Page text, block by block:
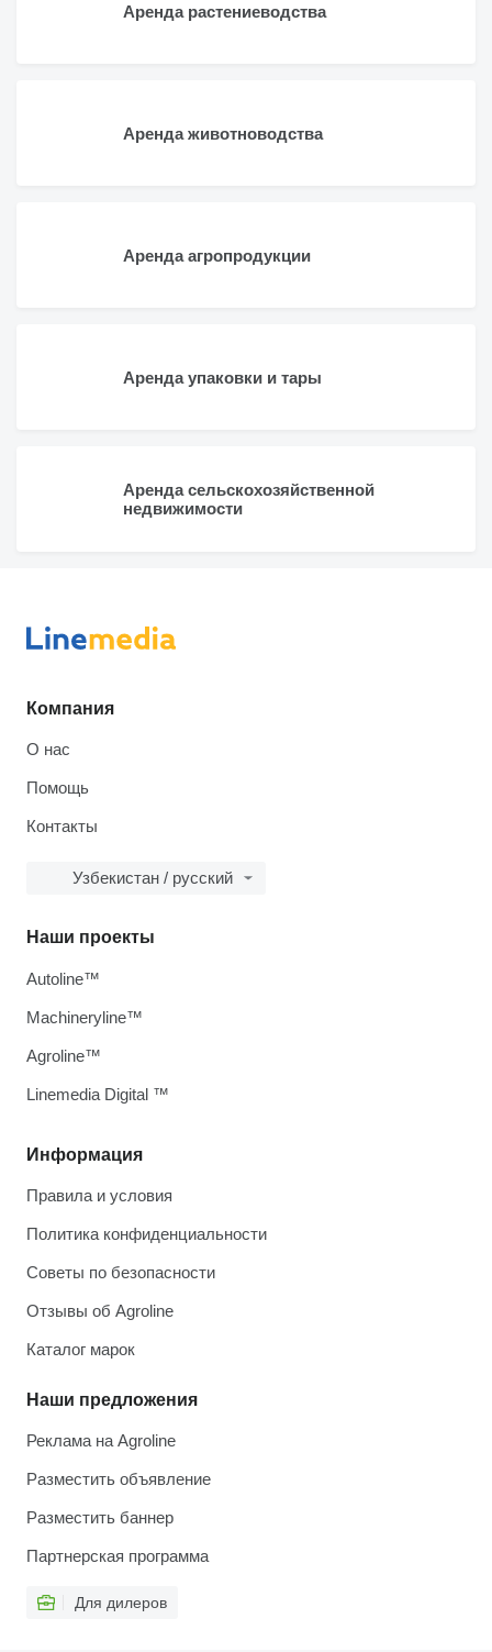
Аренда растениеводства
Аренда животноводства
Аренда агропродукции
Аренда упаковки и тары
Аренда сельскохозяйственной
недвижимости
Компания
О нас
Помощь
Контакты
Узбекистан / русский
Информация
Правила и условия
Политика конфиденциальности
Советы по безопасности
Отзывы об Agroline
Каталог марок
Наши предложения
Реклама на Agroline
Разместить объявление
Разместить баннер
Партнерская программа
Для дилеров
Наши проекты
Autoline™
Machineryline™
Agroline™
Linemedia Digital ™